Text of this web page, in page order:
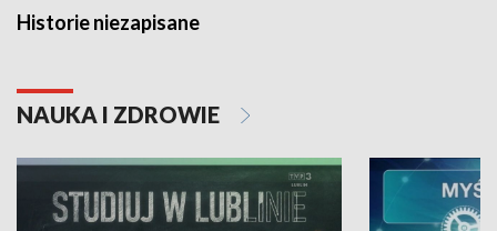
Historie niezapisane
NAUKA I ZDROWIE